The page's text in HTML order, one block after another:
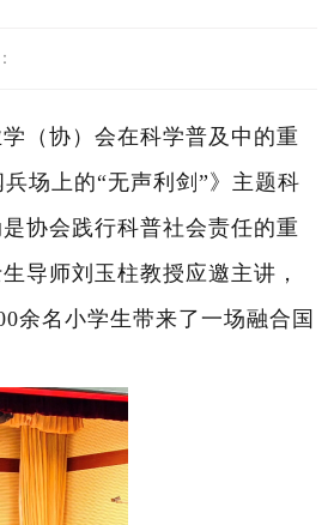
（协）会在科学普及中的重
场上的“无声利剑”》主题科
协会践行科普社会责任的重
导师刘玉柱教授应邀主讲，
余名小学生带来了一场融合国